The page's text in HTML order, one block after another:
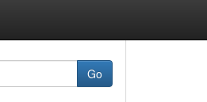
Go